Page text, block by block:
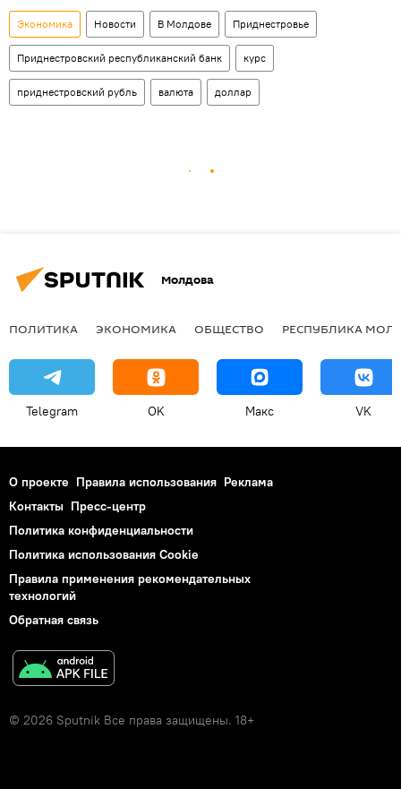
Экономика Новости В Молдове Приднестровье
Приднестровский республиканский банк курс
приднестровский рубль валюта доллар
Молдова
ПОЛИТИКА ЭКОНОМИКА ОБЩЕСТВО РЕСПУБЛИКА
Telegram OK Макс VK
О проекте Правила использования Реклама
Контакты Пресс-центр
Политика конфиденциальности
Политика использования Cookie
Правила применения рекомендательных
технологий
Обратная связь
© 2026 Sputnik Все права защищены. 18+